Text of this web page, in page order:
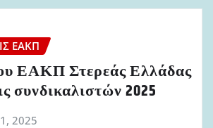
ΕΑΚΠ
ΕΑΚΠ Στερεάς Ελλάδας
συνδικαλιστών 2025
2025